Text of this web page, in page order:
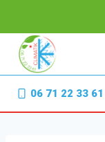
contenu
06 71 22 33 61